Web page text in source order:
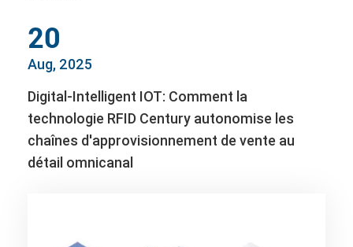
20
Aug, 2025
Digital-Intelligent IOT: Comment la
technologie RFID Century autonomise les
chaînes d'approvisionnement de vente au
détail omnicanal